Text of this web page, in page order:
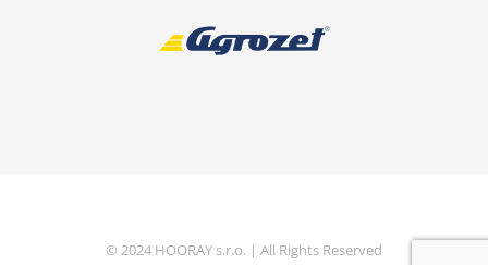
© 2024 HOORAY s.r.o. | All Rights Reserved